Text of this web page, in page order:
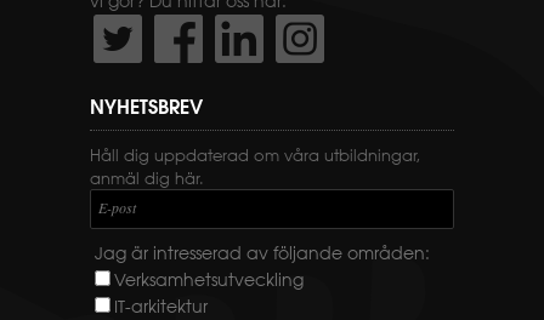
NYHETSBREV
Håll dig uppdaterad om våra utbildningar,
anmäl dig här.
E-post
Jag är intresserad av följande områden:
Verksamhetsutveckling
IT-arkitektur